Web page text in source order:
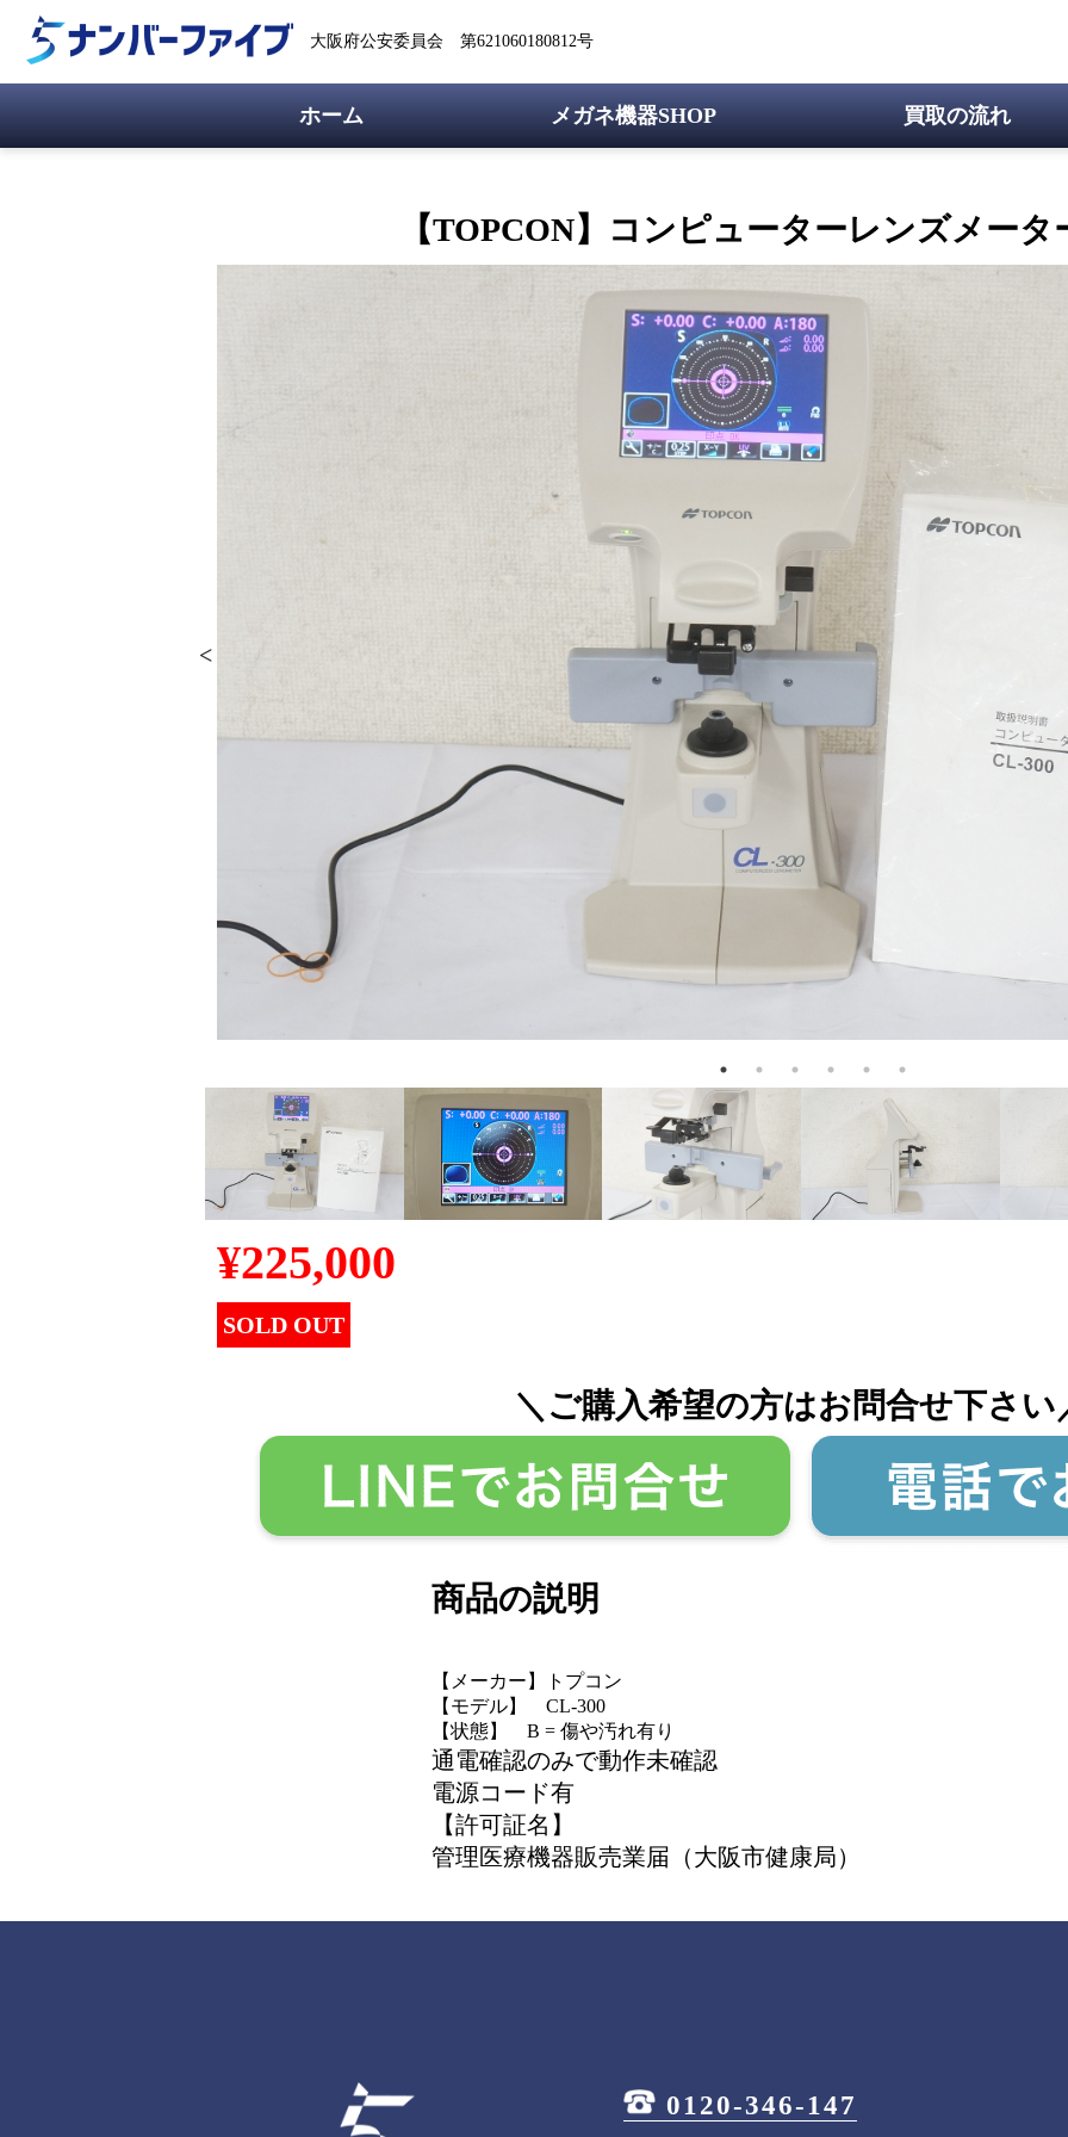
大阪府公安委員会 第621060180812号
ホーム メガネ機器SHOP 買取の流れ
【TOPCON】コンピューターレンズメータ
¥225,000
SOLD OUT
＼ご購入希望の方はお問合せ下さい
商品の説明
【メーカー】トプコン
【モデル】 CL-300
【状態】 B = 傷や汚れ有り
通電確認のみで動作未確認
電源コード有
【許可証名】
管理医療機器販売業届（大阪市健康局）
0120-346-147